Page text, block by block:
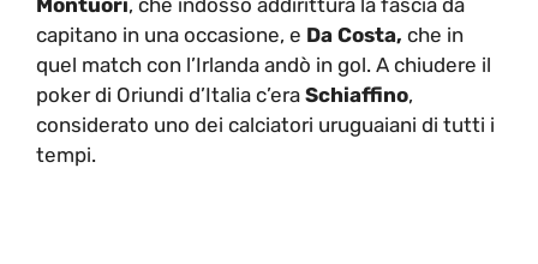
Montuori, che indossò addirittura la fascia da
capitano in una occasione, e Da Costa, che in
quel match con l’Irlanda andò in gol. A chiudere il
poker di Oriundi d’Italia c’era Schiaffino,
considerato uno dei calciatori uruguaiani di tutti i
tempi.